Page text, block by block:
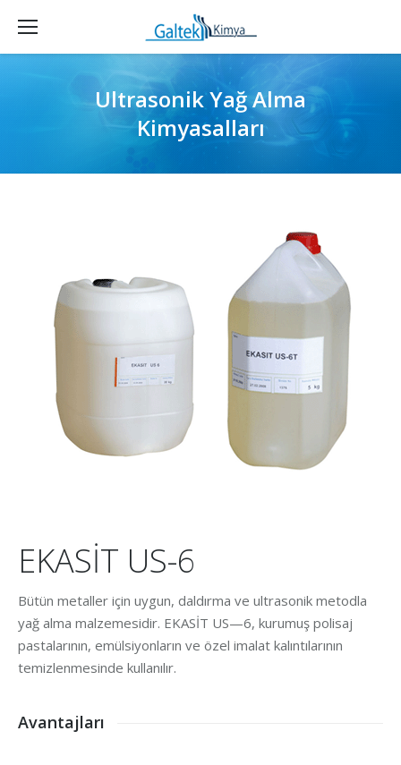
Ultrasonik Yağ Alma
Kimyasalları
EKASİT US-6
Bütün metaller için uygun, daldırma ve ultrasonik metodla
yağ alma malzemesidir. EKASİT US—6, kurumuş polisaj
pastalarının, emülsiyonların ve özel imalat kalıntılarının
temizlenmesinde kullanılır.
Avantajları